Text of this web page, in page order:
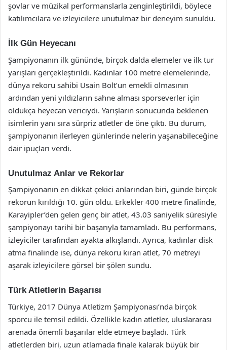
şovlar ve müzikal performanslarla zenginleştirildi, böylece
katılımcılara ve izleyicilere unutulmaz bir deneyim sunuldu.
İlk Gün Heyecanı
Şampiyonanın ilk gününde, birçok dalda elemeler ve ilk tur
yarışları gerçekleştirildi. Kadınlar 100 metre elemelerinde,
dünya rekoru sahibi Usain Bolt’un emekli olmasının
ardından yeni yıldızların sahne alması sporseverler için
oldukça heyecan vericiydi. Yarışların sonucunda beklenen
isimlerin yanı sıra sürpriz atletler de öne çıktı. Bu durum,
şampiyonanın ilerleyen günlerinde nelerin yaşanabileceğine
dair ipuçları verdi.
Unutulmaz Anlar ve Rekorlar
Şampiyonanın en dikkat çekici anlarından biri, günde birçok
rekorun kırıldığı 10. gün oldu. Erkekler 400 metre finalinde,
Karayipler’den gelen genç bir atlet, 43.03 saniyelik süresiyle
şampiyonayı tarihi bir başarıyla tamamladı. Bu performans,
izleyiciler tarafından ayakta alkışlandı. Ayrıca, kadınlar disk
atma finalinde ise, dünya rekoru kıran atlet, 70 metreyi
aşarak izleyicilere görsel bir şölen sundu.
Türk Atletlerin Başarısı
Türkiye, 2017 Dünya Atletizm Şampiyonası’nda birçok
sporcu ile temsil edildi. Özellikle kadın atletler, uluslararası
arenada önemli başarılar elde etmeye başladı. Türk
atletlerden biri, uzun atlamada finale kalarak büyük bir